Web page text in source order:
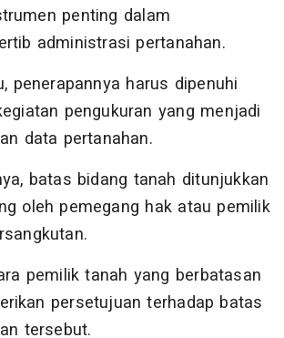
penting dalam
administrasi pertanahan.
penerapannya harus dipenuhi
pengukuran yang menjadi
data pertanahan.
batas bidang tanah ditunjukkan
oleh pemegang hak atau pemilik
pemilik tanah yang berbatasan
persetujuan terhadap batas
tersebut.